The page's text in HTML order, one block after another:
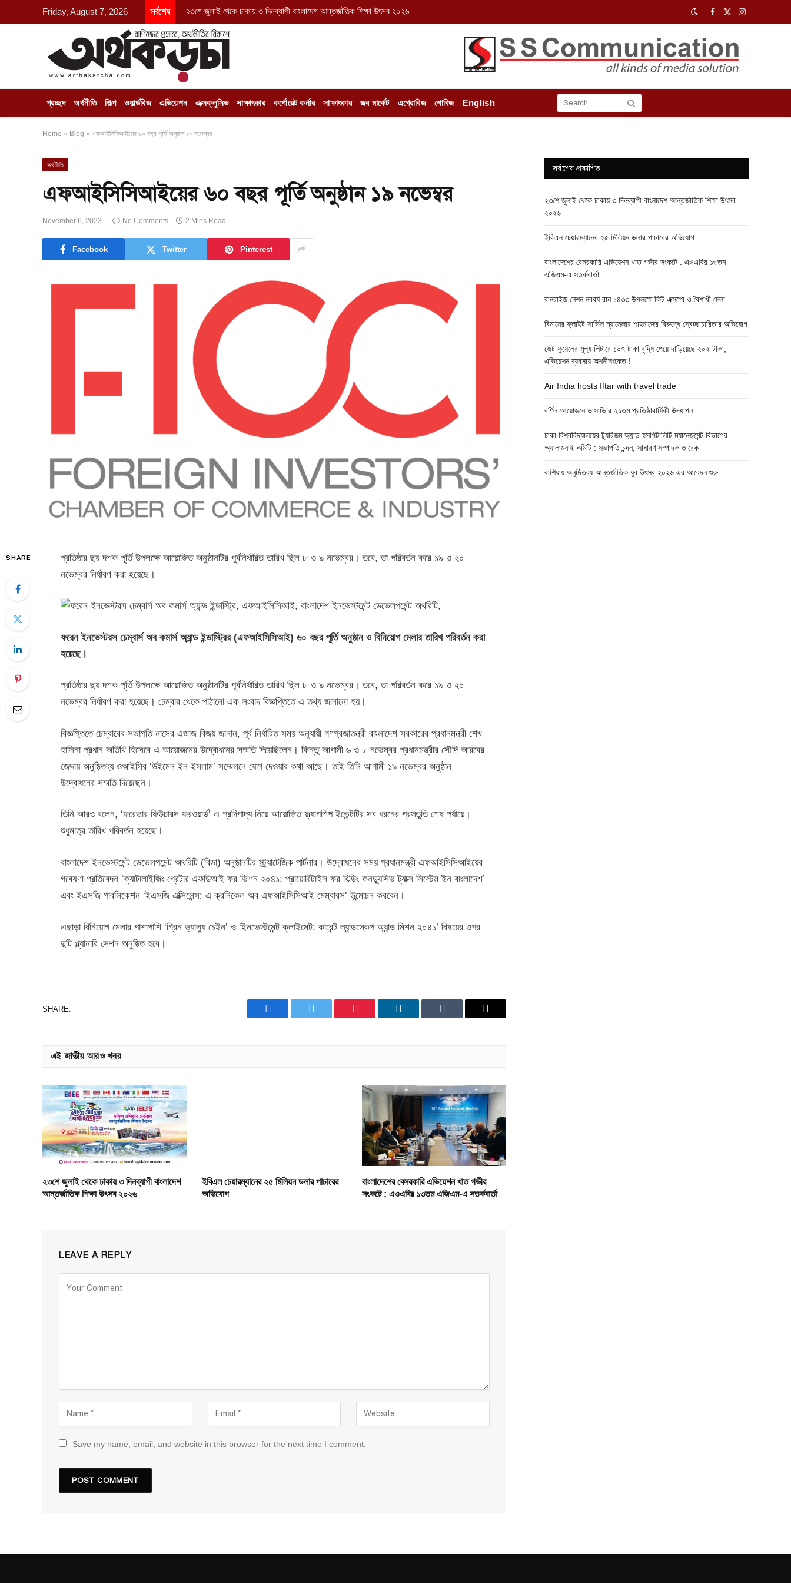
Friday, August 7, 2026 সর্বশেষ ২৩শে জুলাই থেকে ঢাকায় ৩ দিনব্যাপী বাংলাদেশ আন্তর্জাতিক শিক্ষা উৎসব ২০২৬
Facebook
X
Instagram
প্রচ্ছদ অর্থনীতি শিল্প ওয়ার্ল্ডবিজ এভিয়েশন এক্সক্লুসিভ সাক্ষাৎকার কর্পোরেট কর্নার সাক্ষাৎকার জব মার্কেট এগ্রোবিজ শোবিজ English
Home » Blog » এফআইসিসিআইয়ের ৬০ বছর পূর্তি অনুষ্ঠান ১৯ নভেম্বর
অর্থনীতি
এফআইসিসিআইয়ের ৬০ বছর পূর্তি অনুষ্ঠান ১৯ নভেম্বর
November 6, 2023 No Comments 2 Mins Read
Facebook Twitter Pinterest
SHARE
প্রতিষ্ঠার ছয় দশক পূর্তি উপলক্ষে আয়োজিত অনুষ্ঠানটির পূর্বনির্ধারিত তারিখ ছিল ৮ ও ৯ নভেম্বর। তবে, তা পরিবর্তন করে ১৯ ও ২০
নভেম্বর নির্ধারণ করা হয়েছে।
ফরেন ইনভেস্টরস চেম্বার্স অব কমার্স অ্যান্ড ইন্ডাস্ট্রির (এফআইসিসিআই) ৬০ বছর পূর্তি অনুষ্ঠান ও বিনিয়োগ মেলার তারিখ পরিবর্তন করা
হয়েছে।
প্রতিষ্ঠার ছয় দশক পূর্তি উপলক্ষে আয়োজিত অনুষ্ঠানটির পূর্বনির্ধারিত তারিখ ছিল ৮ ও ৯ নভেম্বর। তবে, তা পরিবর্তন করে ১৯ ও ২০
নভেম্বর নির্ধারণ করা হয়েছে। চেম্বার থেকে পাঠানো এক সংবাদ বিজ্ঞপ্তিতে এ তথ্য জানানো হয়।
বিজ্ঞপ্তিতে চেম্বারের সভাপতি নাসের এজাজ বিজয় জানান, পূর্ব নির্ধারিত সময় অনুযায়ী গণপ্রজাতন্ত্রী বাংলাদেশ সরকারের প্রধানমন্ত্রী শেখ
হাসিনা প্রধান অতিথি হিসেবে এ আয়োজনের উদ্বোধনের সম্মতি দিয়েছিলেন। কিন্তু আগামী ৬ ও ৮ নভেম্বর প্রধানমন্ত্রীর সৌদি আরবের
জেদ্দায় অনুষ্ঠিতব্য ওআইসির ‘উইমেন ইন ইসলাম’ সম্মেলনে যোগ দেওয়ার কথা আছে। তাই তিনি আগামী ১৯ নভেম্বর অনুষ্ঠান
উদ্বোধনের সম্মতি দিয়েছেন।
তিনি আরও বলেন, ‘ফরেভার ফিউচারস ফরওয়ার্ড’ এ প্রদিপাদ্য নিয়ে আয়োজিত ফ্ল্যাগশিপ ইভেন্টটির সব ধরনের প্রস্তুতি শেষ পর্যায়ে।
শুধুমাত্র তারিখ পরিবর্তন হয়েছে।
বাংলাদেশ ইনভেস্টমেন্ট ডেভেলপমেন্ট অথরিটি (বিডা) অনুষ্ঠানটির স্ট্র্যাটেজিক পার্টনার। উদ্বোধনের সময় প্রধানমন্ত্রী এফআইসিসিআইয়ের
গবেষণা প্রতিবেদন ‘ক্যাটালাইজিং গ্রেটার এফডিআই ফর ভিশন ২০৪১: প্রায়োরিটাইস ফর বিল্ডিং কনড্যুসিভ ট্যাক্স সিস্টেম ইন বাংলাদেশ’
এবং ইএসজি পাবলিকেশন ‘ইএসজি এক্সিলেন্স: এ ক্রনিকেল অব এফআইসিসিআই মেম্বারস’ উন্মোচন করবেন।
এছাড়া বিনিয়োগ মেলার পাশাপাশি ‘গ্রিন ভ্যাল্যু চেইন’ ও ‘ইনভেস্টমেন্ট ক্লাইমেট: কারেন্ট ল্যান্ডস্কেপ অ্যান্ড মিশন ২০৪১’ বিষয়ের ওপর
দুটি প্ল্যানারি সেশন অনুষ্ঠিত হবে।
SHARE.
FacebookTwitter PinterestLinkedIn Tumblr Email
এই জাতীয় আরও খবর
২৩শে জুলাই থেকে ঢাকায় ৩ দিনব্যাপী বাংলাদেশ
আন্তর্জাতিক শিক্ষা উৎসব ২০২৬
ইবিএল চেয়ারম্যানের ২৫ মিলিয়ন ডলার পাচারের
অভিযোগ
বাংলাদেশের বেসরকারি এভিয়েশন খাত গভীর
সংকটে : এওএবির ১৩তম এজিএম-এ সতর্কবার্তা
LEAVE A REPLY
Save my name, email, and website in this browser for the next time I comment.
সর্বশেষ প্রকাশিত
২৩শে জুলাই থেকে ঢাকায় ৩ দিনব্যাপী বাংলাদেশ আন্তর্জাতিক শিক্ষা উৎসব
২০২৬
ইবিএল চেয়ারম্যানের ২৫ মিলিয়ন ডলার পাচারের অভিযোগ
বাংলাদেশের বেসরকারি এভিয়েশন খাত গভীর সংকটে : এওএবির ১৩তম
এজিএম-এ সতর্কবার্তা
রানরাইজ নেশন নববর্ষ রান ১৪৩৩ উপলক্ষে কিট এক্সপো ও বৈশাখী মেলা
বিমানের ফ্লাইট সার্ভিস ম্যানেজার শাহনাজের বিরুদ্ধে স্বেচ্ছাচারিতার অভিযোগ
জেট ফুয়েলের মূল্য লিটারে ১০৭ টাকা বৃদ্ধি পেয়ে দাড়িয়েছে ২০২ টাকা,
এভিয়েশন ব্যবসায় অশনীসংকেত !
Air India hosts Iftar with travel trade
বর্ণিল আয়োজনে ভাসাভি’র ২১তম প্রতিষ্ঠাবার্ষিকী উদযাপন
ঢাকা বিশ্ববিদ্যালয়ের ট্যুরিজম অ্যান্ড হসপিটালিটি ম্যানেজমেন্ট বিভাগের
অ্যালামনাই কমিটি : সভাপতি চন্দন, সাধারণ সম্পাদক তারেক
রাশিয়ায় অনুষ্ঠিতব্য আন্তর্জাতিক যুব উৎসব ২০২৬ এর আবেদন শুরু